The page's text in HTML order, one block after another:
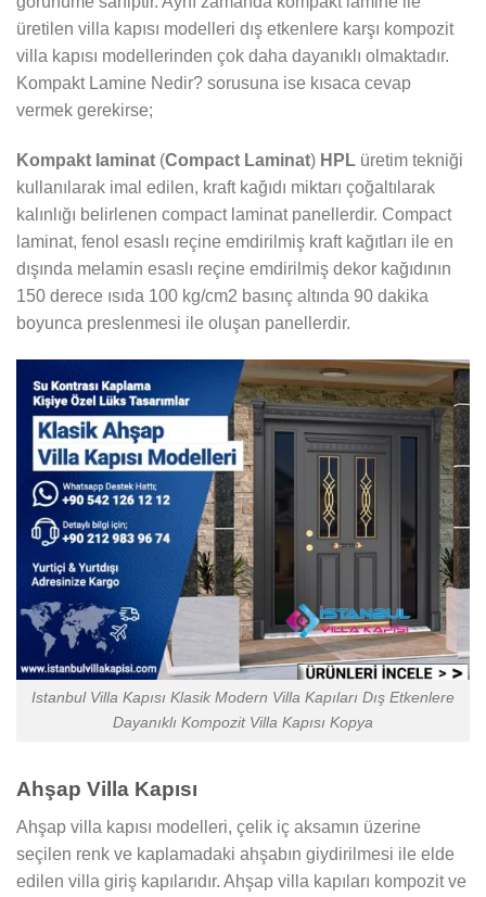
üretilen villa kapısı modelleri dış etkenlere karşı kompozit
villa kapısı modellerinden çok daha dayanıklı olmaktadır.
Kompakt Lamine Nedir? sorusuna ise kısaca cevap
vermek gerekirse;
Kompakt laminat (Compact Laminat) HPL üretim tekniği
kullanılarak imal edilen, kraft kağıdı miktarı çoğaltılarak
kalınlığı belirlenen compact laminat panellerdir. Compact
laminat, fenol esaslı reçine emdirilmiş kraft kağıtları ile en
dışında melamin esaslı reçine emdirilmiş dekor kağıdının
150 derece ısıda 100 kg/cm2 basınç altında 90 dakika
boyunca preslenmesi ile oluşan panellerdir.
Istanbul Villa Kapısı Klasik Modern Villa Kapıları Dış Etkenlere
Dayanıklı Kompozit Villa Kapısı Kopya
Ahşap Villa Kapısı
Ahşap villa kapısı modelleri, çelik iç aksamın üzerine
seçilen renk ve kaplamadaki ahşabın giydirilmesi ile elde
edilen villa giriş kapılarıdır. Ahşap villa kapıları kompozit ve